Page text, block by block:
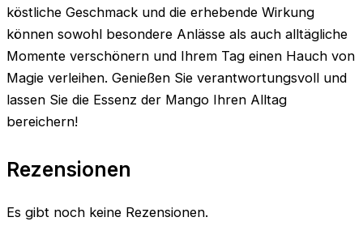
köstliche Geschmack und die erhebende Wirkung
können sowohl besondere Anlässe als auch alltägliche
Momente verschönern und Ihrem Tag einen Hauch von
Magie verleihen. Genießen Sie verantwortungsvoll und
lassen Sie die Essenz der Mango Ihren Alltag
bereichern!
Rezensionen
Es gibt noch keine Rezensionen.